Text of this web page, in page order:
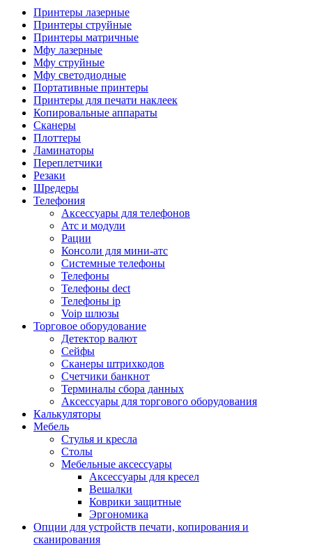
Камеры для видеоконференцсвязи
Аксессуары для видеоконференцсвязи
Системы безопасности и умный дом
Комплекты видеонаблюдения
Мониторы и видеостены
Регистраторы
Замки
Терминалы доступа
Охранно-пожарная сигнализация
Коннекторы и розетки
Инструмент и садовая техника
Электро и пневмоинструмент
Аксессуары для пневмоинструментов
Гайковерты пневматические
Инструмент измерительный
Краскораспылители пневматические
Наборы пневматические
Пистолеты пневматические
Шуруповерты
Дрели
Лобзики
Перфораторы
Шлифмашины
Наборы инструментов
Пилы
Принтеры лазерные
Принтеры струйные
Принтеры матричные
Мфу лазерные
Мфу струйные
Мфу светодиодные
Портативные принтеры
Принтеры для печати наклеек
Копировальные аппараты
Сканеры
Плоттеры
Ламинаторы
Переплетчики
Резаки
Шредеры
Телефония
Аксессуары для телефонов
Атс и модули
Рации
Консоли для мини-атс
Системные телефоны
Телефоны
Телефоны dect
Телефоны ip
Voip шлюзы
Торговое оборудование
Детектор валют
Сейфы
Сканеры штрихкодов
Счетчики банкнот
Терминалы сбора данных
Аксессуары для торгового оборудования
Калькуляторы
Мебель
Стулья и кресла
Столы
Мебельные аксессуары
Аксессуары для кресел
Вешалки
Коврики защитные
Эргономика
Опции для устройств печати, копирования и
сканирования